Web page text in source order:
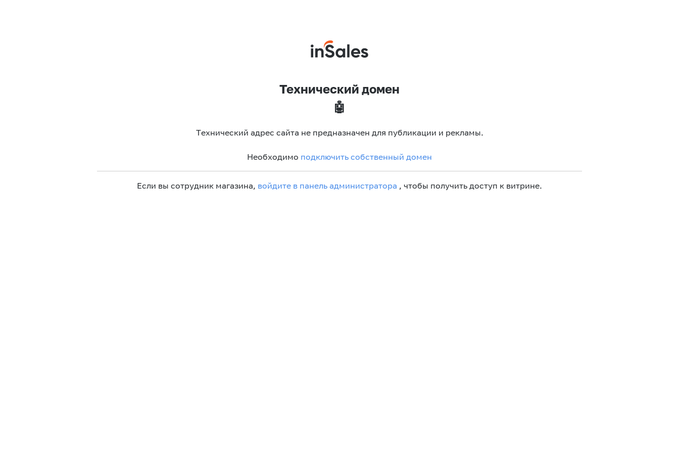
Технический домен
🤖
Технический адрес сайта не предназначен для публикации и рекламы.
Необходимо подключить собственный домен
Если вы сотрудник магазина, войдите в панель администратора , чтобы получить доступ к витрине.